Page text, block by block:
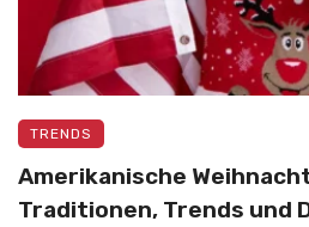
TRENDS
Amerikanische
Traditionen, Trends und